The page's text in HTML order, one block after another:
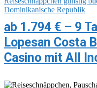
Dominikanische Republik
ab 1.794 € – 9
Lopesan Costa
Casino mit All